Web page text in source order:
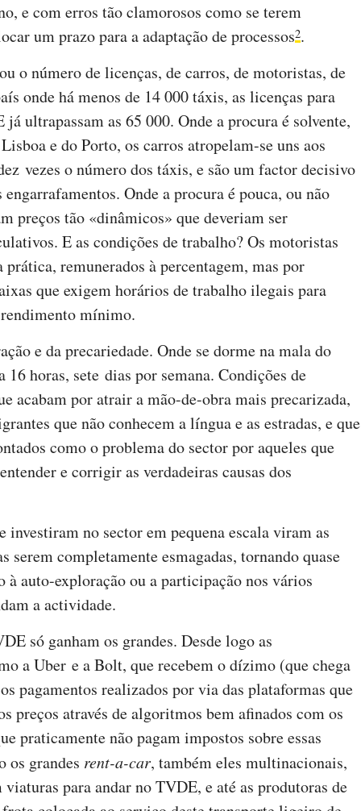
e com erros tão clamorosos como se terem
um prazo para a adaptação de processos2.
o número de licenças, de carros, de motoristas, de
onde há menos de 14 000 táxis, as licenças para
ultrapassam as 65 000. Onde a procura é solvente,
e do Porto, os carros atropelam-se uns aos
vezes o número dos táxis, e são um factor decisivo
engarrafamentos. Onde a procura é pouca, ou não
preços tão «dinâmicos» que deveriam ser
E as condições de trabalho? Os motoristas
prática, remunerados à percentagem, mas por
que exigem horários de trabalho ilegais para
mínimo.
e da precariedade. Onde se dorme na mala do
16 horas, sete dias por semana. Condições de
acabam por atrair a mão-de-obra mais precarizada,
que não conhecem a língua e as estradas, e que
como o problema do sector por aqueles que
e corrigir as verdadeiras causas dos
investiram no sector em pequena escala viram as
serem completamente esmagadas, tornando quase
à auto-exploração ou a participação nos vários
a actividade.
só ganham os grandes. Desde logo as
a Uber e a Bolt, que recebem o dízimo (que chega
pagamentos realizados por via das plataformas que
preços através de algoritmos bem afinados com os
praticamente não pagam impostos sobre essas
os grandes rent-a-car, também eles multinacionais,
para andar no TVDE, e até as produtoras de